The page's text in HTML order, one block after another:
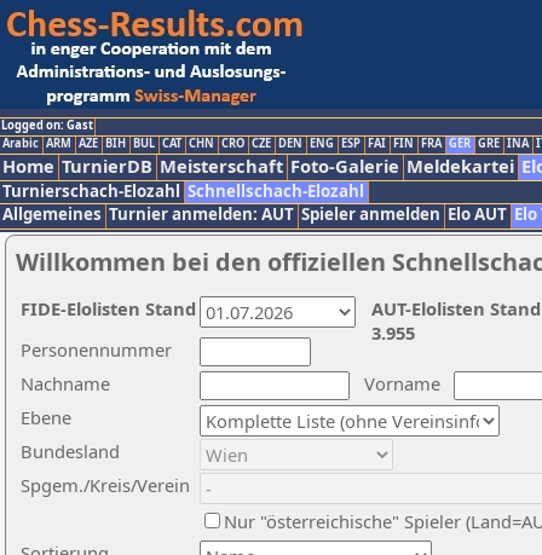
Logged on: Gast
Arabic ARM AZE BIH BUL CAT CHN CRO CZE DEN ENG ESP FAI FIN FRA GER GRE INA
Home TurnierDB Meisterschaft Foto-Galerie Meldekartei
Turnierschach-Elozahl Schnellschach-Elozahl
Allgemeines Turnier anmelden: AUT Spieler anmelden Elo AUT
Willkommen bei den offiziellen
Nachname
Vorname
Ebene
Personennummer
Bundesland
Spgem./Kreis/Verein
Nur "österreichische" Spieler
AUT-Elolisten
3.955
FIDE-Elolisten Stand